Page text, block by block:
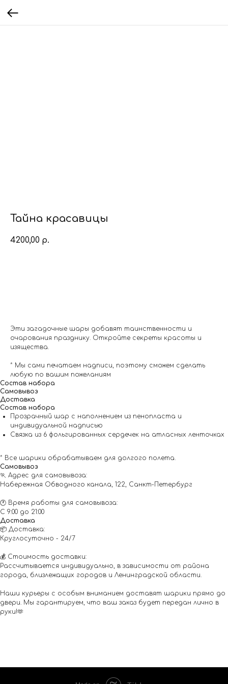
Тайна красавицы
4200,00 р.
Эти загадочные шары добавят таинственности и
очарования празднику. Откройте секреты красоты и
изящества.
* Мы сами печатаем надписи, поэтому сможем сделать
любую по вашим пожеланиям
Состав набора
Самовывоз
Доставка
Состав набора
Прозрачный шар с наполнением из пенопласта и
индивидуальной надписью
Связка из 6 фольгированных сердечек на атласных ленточках
* Все шарики обрабатываем для долгого полета.
Самовывоз
🏃 Адрес для самовывоза:
Набережная Обводного канала, 122, Санкт-Петербург
🕐 Время работы для самовывоза:
С 9:00 до 21:00
Доставка
📦 Доставка:
Круглосуточно - 24/7
💰 Стоимость доставки:
Рассчитывается индивидуально, в зависимости от района
города, близлежащих городов и Ленинградской области.
Наши курьеры с особым вниманием доставят шарики прямо до
двери. Мы гарантируем, что ваш заказ будет передан лично в
руки!🫶